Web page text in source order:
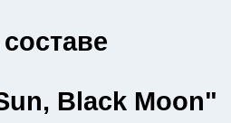
Black Moon"